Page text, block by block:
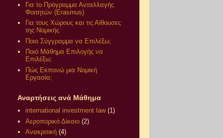
Για το Πρόγραμμα Ανταλλαγής
Φοιτητών (Erasmus)
Για τους Χώρους και τις Αίθουσες
της Νομικής
Ποιο Σύγγραμμα να Επιλέξω;
Ποιό Μάθημα Επιλογής να
Επιλέξω;
Πώς Εκπονώ μια Νομική
Εργασία;
Αναρτήσεις ανά Μάθημα
international investment law (1)
Αεροπορικό Δίκαιο (2)
Ανακριτική (4)